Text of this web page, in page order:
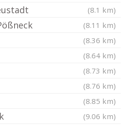
(8.1 km)
(8.11 km)
(8.36 km)
(8.64 km)
(8.73 km)
(8.76 km)
(8.85 km)
(9.06 km)